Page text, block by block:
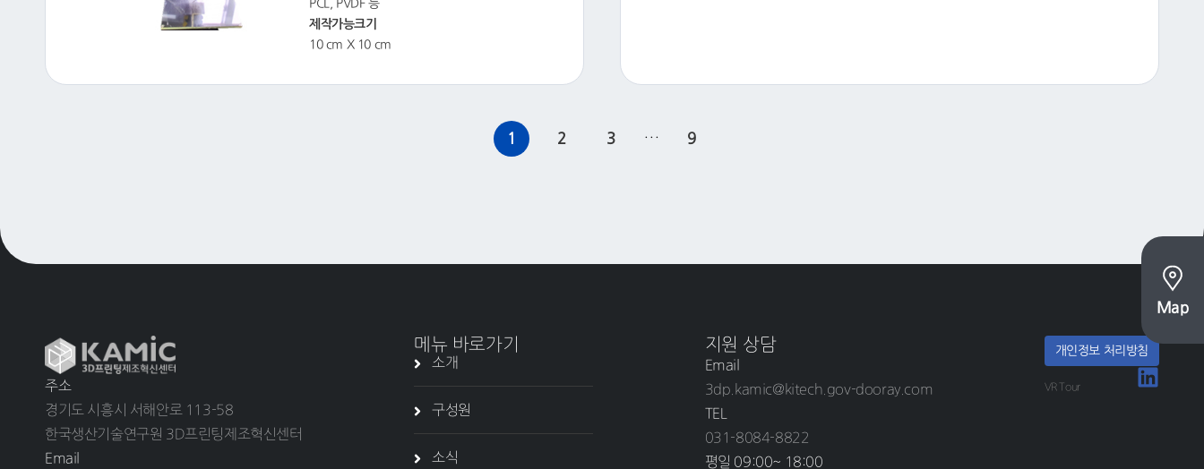
PCL, PVDF 등
제작가능크기
10 cm X 10 cm
1 2 3 … 9
주소
경기도 시흥시 서해안로 113-58
한국생산기술연구원 3D프린팅제조혁신센터
Email
메뉴 바로가기
소개
구성원
소식
지원 상담
Email
3dp.kamic@kitech.gov-dooray.com
TEL
031-8084-8822
평일 09:00~ 18:00
개인정보 처리방침
VR Tour
Map